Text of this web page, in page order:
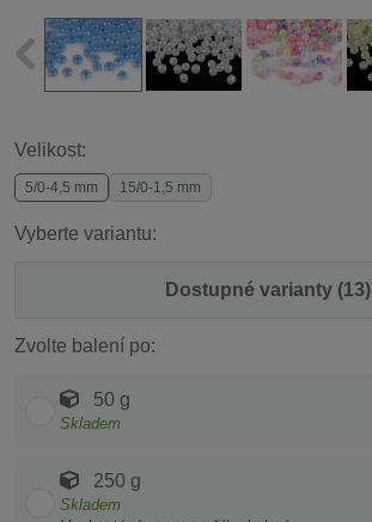
Velikost:
5/0-4,5 mm 15/0-1,5 mm
Vyberte variantu:
Dostupné varianty (13)
Zvolte balení po:
50 g
Skladem
250 g
Skladem